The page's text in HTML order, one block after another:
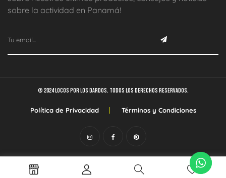
sobre la actividad en Panamá!
© 2024 Locos por los dardos. Todos los derechos reservados.
Política de Privacidad Términos y Condiciones